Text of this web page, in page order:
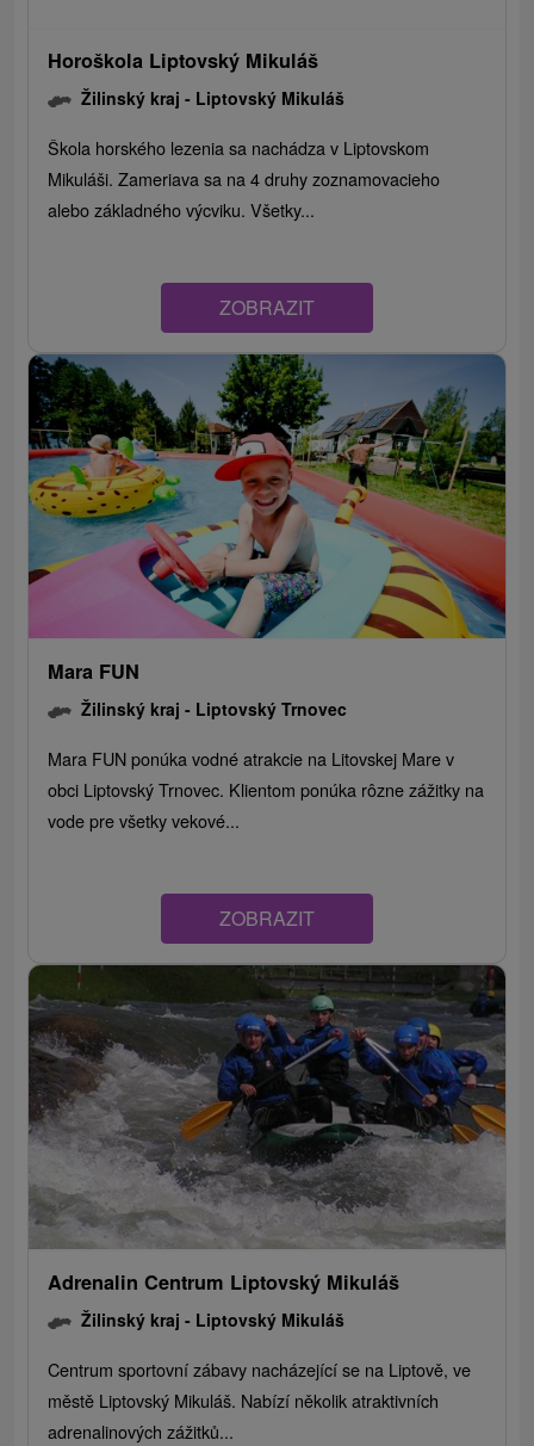
Horoškola Liptovský Mikuláš
Žilinský kraj - Liptovský Mikuláš
Škola horského lezenia sa nachádza v Liptovskom
Mikuláši. Zameriava sa na 4 druhy zoznamovacieho
alebo základného výcviku. Všetky...
ZOBRAZIT
Mara FUN
Žilinský kraj - Liptovský Trnovec
Mara FUN ponúka vodné atrakcie na Litovskej Mare v
obci Liptovský Trnovec. Klientom ponúka rôzne zážitky na
vode pre všetky vekové...
ZOBRAZIT
Adrenalin Centrum Liptovský Mikuláš
Žilinský kraj - Liptovský Mikuláš
Centrum sportovní zábavy nacházející se na Liptově, ve
městě Liptovský Mikuláš. Nabízí několik atraktivních
adrenalinových zážitků...